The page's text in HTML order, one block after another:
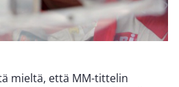
mieltä, että MM-tittelin